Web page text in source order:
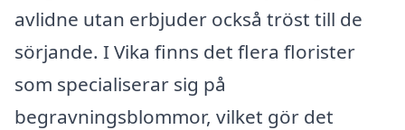
avlidne utan erbjuder också tröst till de
sörjande. I Vika finns det flera florister
som specialiserar sig på
begravningsblommor, vilket gör det